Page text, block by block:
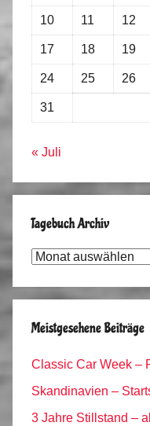
10 11 12
17 18 19
24 25 26
31
« Juli
Tagebuch Archiv
Tagebuch
Meistgesehene Beiträge
Classic Car Week –
Skandinavien –
3 Jahre Stillstand –